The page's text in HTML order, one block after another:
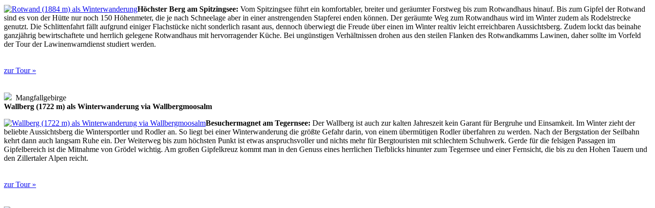
Höchster Berg am Spitzingsee: Vom Spitzingsee führt ein komfortabler, breiter und geräumter Forstweg bis zum Rotwandhaus hinauf. Bis zum Gipfel der Rotwand
sind es von der Hütte nur noch 150 Höhenmeter, die je nach Schneelage aber in einer anstrengenden Stapferei enden können. Der geräumte Weg zum Rotwandhaus wird im Winter zudem als Rodelstrecke
genutzt. Die Schlittenfahrt fällt aufgrund einiger Flachstücke nicht sonderlich rasant aus, dennoch überwiegt die Freude über einen im Winter realtiv leicht erreichbaren Aussichtsberg. Zudem lockt das beinahe
ganzjährig bewirtschaftete und herrlich gelegene Rotwandhaus mit hervorragender Küche. Bei ungünstigen Verhältnissen drohen aus den steilen Flanken des Rotwandkamms Lawinen, daher sollte im Vorfeld
der Tour der Lawinenwarndienst studiert werden.
zur Tour »
Mangfallgebirge
Wallberg (1722 m) als Winterwanderung via Wallbergmoosalm
Besuchermagnet am Tegernsee: Der Wallberg ist auch zur kalten Jahreszeit kein Garant für Bergruhe und Einsamkeit. Im Winter zieht der
beliebte Aussichtsberg die Wintersportler und Rodler an. So liegt bei einer Winterwanderung die größte Gefahr darin, von einem übermütigen Rodler überfahren zu werden. Nach der Bergstation der Seilbahn
kehrt dann auch langsam Ruhe ein. Der Weiterweg bis zum höchsten Punkt ist etwas anspruchsvoller und nichts mehr für Bergtouristen mit schlechtem Schuhwerk. Gerde für die felsigen Passagen im
Gipfelbereich ist die Mitnahme von Grödel wichtig. Am großen Gipfelkreuz kommt man in den Genuss eines herrlichen Tiefblicks hinunter zum Tegernsee und einer Fernsicht, die bis zu den Hohen Tauern und
den Zillertaler Alpen reicht.
zur Tour »